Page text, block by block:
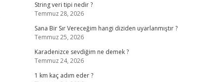
String veri tipi nedir ?
Temmuz 28, 2026
Sana Bir Sır Vereceğim hangi diziden uyarlanmıştır ?
Temmuz 25, 2026
Karadenizce sevdiğim ne demek ?
Temmuz 24, 2026
1 km kaç adım eder ?